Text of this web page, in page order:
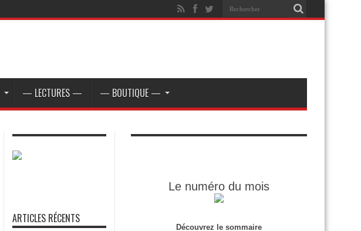
— LECTURES — — BOUTIQUE —
ARTICLES RÉCENTS
Le numéro du mois
Découvrez le sommaire